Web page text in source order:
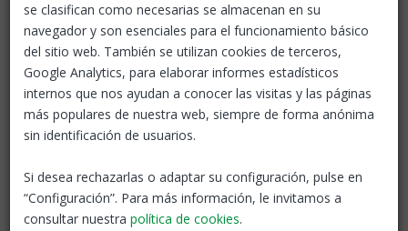
se clasifican como necesarias se almacenan en su
navegador y son esenciales para el funcionamiento básico
del sitio web. También se utilizan cookies de terceros,
Google Analytics, para elaborar informes estadísticos
internos que nos ayudan a conocer las visitas y las páginas
más populares de nuestra web, siempre de forma anónima
sin identificación de usuarios.
Si desea rechazarlas o adaptar su configuración, pulse en
“Configuración”. Para más información, le invitamos a
consultar nuestra política de cookies.